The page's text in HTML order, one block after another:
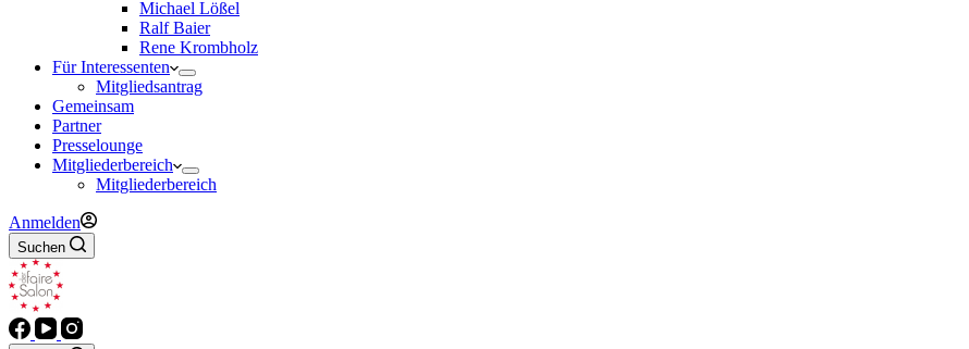
Michael Lößel
Ralf Baier
Rene Krombholz
Für Interessenten
Mitgliedsantrag
Gemeinsam
Partner
Presselounge
Mitgliederbereich
Mitgliederbereich
Anmelden
Suchen